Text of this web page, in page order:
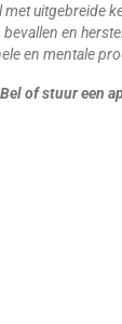
met uitgebreide
en
en mentale
of stuur een